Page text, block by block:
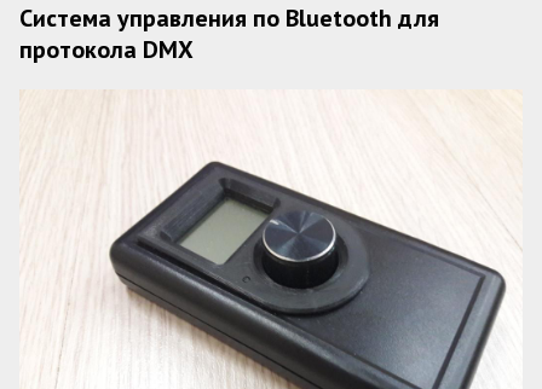
Система управления по Bluetooth для
протокола DMX